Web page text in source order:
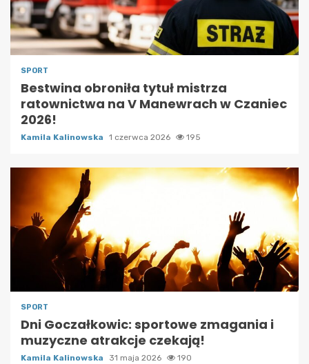
SPORT
Bestwina obroniła tytuł mistrza
ratownictwa na V Manewrach w Czaniec
2026!
Kamila Kalinowska 1 czerwca 2026 195
SPORT
Dni Goczałkowic: sportowe zmagania i
muzyczne atrakcje czekają!
Kamila Kalinowska 31 maja 2026 190